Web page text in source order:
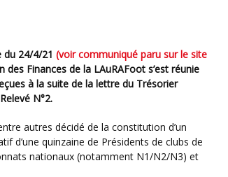
du 24/4/21 (voir communiqué paru sur le site
des Finances de la LAuRAFoot s’est réunie
à la suite de la lettre du Trésorier
N°2.
d’une quinzaine de Présidents de clubs de
nationaux (notamment N1/N2/N3) et